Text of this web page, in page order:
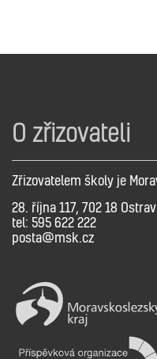
O zřizovateli
Zřizovatelem školy je
28. října 117, 702 18
tel: 595 622 222
posta@msk.cz